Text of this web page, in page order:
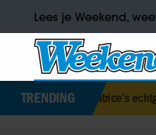
Lees je Weekend,
TRENDINGechtgenoot Edoardo